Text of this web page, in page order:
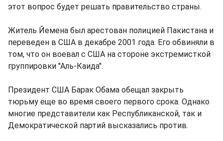
этот вопрос будет решать правительство страны.
Житель Йемена был арестован полицией Пакистана и
переведен в США в декабре 2001 года. Его обвиняли в
том, что он воевал с США на стороне экстремисткой
группировки "Аль-Каида".
Президент США Барак Обама обещал закрыть
тюрьму еще во время своего первого срока. Однако
многие представители как Республиканской, так и
Демократической партий высказались против.